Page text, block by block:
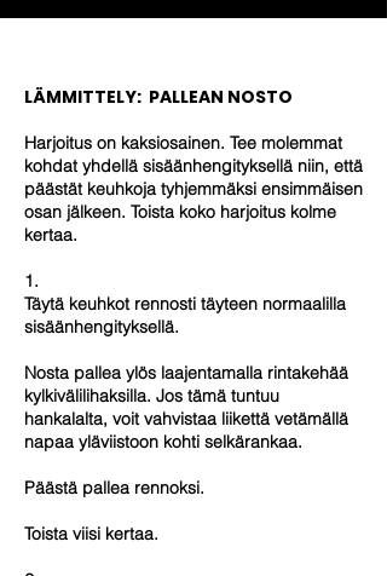
LÄMMITTELY: PALLEAN NOSTO
Harjoitus on kaksiosainen. Tee molemmat
kohdat yhdellä sisäänhengityksellä niin, että
päästät keuhkoja tyhjemmäksi ensimmäisen
osan jälkeen. Toista koko harjoitus kolme
kertaa.
1.
Täytä keuhkot rennosti täyteen normaalilla
sisäänhengityksellä.
Nosta pallea ylös laajentamalla rintakehää
kylkivälilihaksilla. Jos tämä tuntuu
hankalalta, voit vahvistaa liikettä vetämällä
napaa yläviistoon kohti selkärankaa.
Päästä pallea rennoksi.
Toista viisi kertaa.